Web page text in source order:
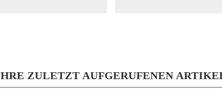
ZULETZT AUFGERUFENEN